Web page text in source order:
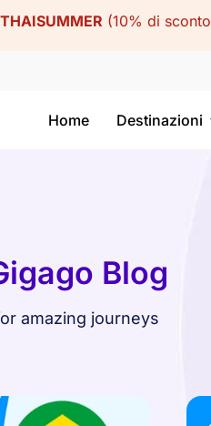
THAISUMMER (10% di sconto
Home Destinazioni
Blog
amazing journeys